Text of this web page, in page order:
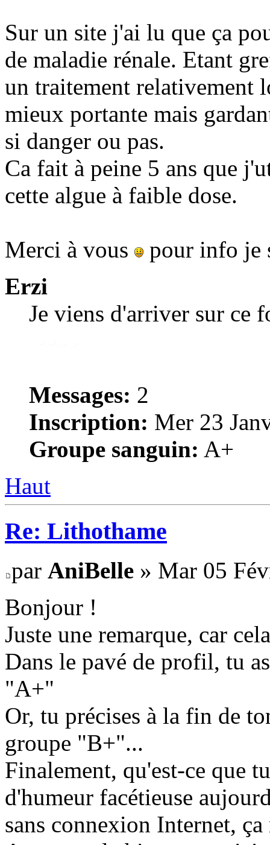
Sur un site j'ai lu que ça
de maladie rénale. Etant
un traitement relativement
mieux portante mais
si danger ou pas.
Ca fait à peine 5 ans que
cette algue à faible dose.
Merci à vous
pour info je
Erzi
Je viens d'arriver sur ce
Messages: 2
Inscription: Mer 23
Groupe sanguin: A+
Haut
Re: Lithothame
par AniBelle » Mar 05
Bonjour !
Juste une remarque, car
Dans le pavé de profil, tu
"A+"
Or, tu précises à la fin de
groupe "B+"...
Finalement, qu'est-ce que
d'humeur facétieuse
sans connexion Internet,